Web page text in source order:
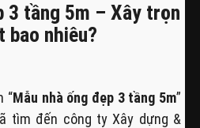
3 tầng 5m – Xây trọn
bao nhiêu?
“Mẫu nhà ống đẹp 3 tầng 5m”
tìm đến công ty Xây dựng &